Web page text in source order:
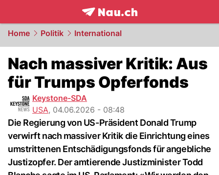
frontpage.NAU.ch
Home Politik International
Nach massiver Kritik: Aus
für Trumps Opferfonds
Keystone-SDA
USA, 04.06.2026 - 08:48
Die Regierung von US-Präsident Donald Trump
verwirft nach massiver Kritik die Einrichtung eines
umstrittenen Entschädigungsfonds für angebliche
Justizopfer. Der amtierende Justizminister Todd